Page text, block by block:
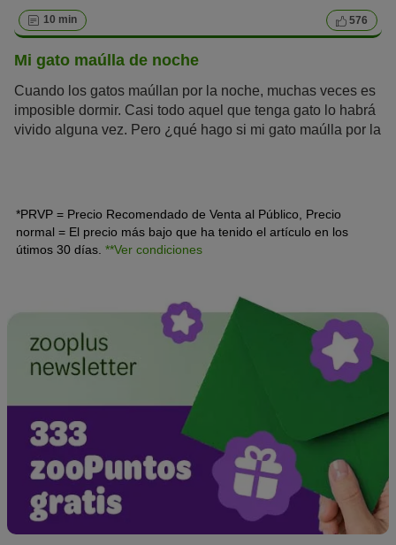
10 min 576
Mi gato maúlla de noche
Cuando los gatos maúllan por la noche, muchas veces es
imposible dormir. Casi todo aquel que tenga gato lo habrá
vivido alguna vez. Pero ¿qué hago si mi gato maúlla por la
*PRVP = Precio Recomendado de Venta al Público, Precio
normal = El precio más bajo que ha tenido el artículo en los
útimos 30 días. **Ver condiciones